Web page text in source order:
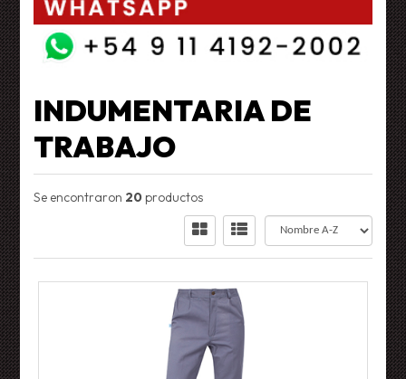
INDUMENTARIA DE
TRABAJO
Se encontraron 20productos